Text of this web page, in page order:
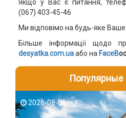
Якщо у Вас є питання,
(067) 403-45-46
Ми відповімо на будь-яке Ваше
Більше інформації щодо
desyatka.com.uaабо на FaceB
Популярные
2026-08-06